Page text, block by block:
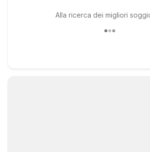
Alla ricerca dei migliori